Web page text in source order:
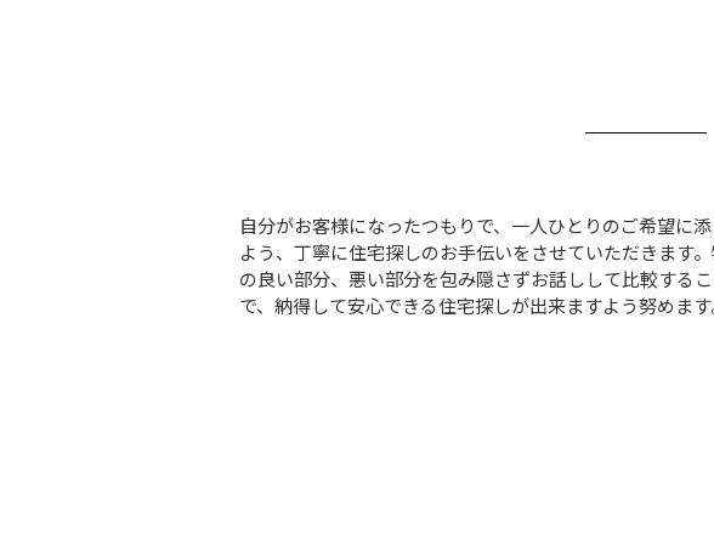
自分がお客様になったつもりで、一人ひとりのご希望に添
よう、丁寧に住宅探しのお手伝いをさせていただきます
の良い部分、悪い部分を包み隠さずお話しして比較する
で、納得して安心できる住宅探しが出来ますよう努めます